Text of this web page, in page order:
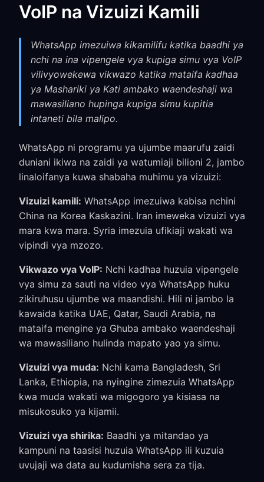
VoIP na Vizuizi Kamili
WhatsApp imezuiwa kikamilifu katika baadhi ya
nchi na ina vipengele vya kupiga simu vya VoIP
vilivyowekewa vikwazo katika mataifa kadhaa
ya Mashariki ya Kati ambako waendeshaji wa
mawasiliano hupinga kupiga simu kupitia
intaneti bila malipo.
WhatsApp ni programu ya ujumbe maarufu zaidi
duniani ikiwa na zaidi ya watumiaji bilioni 2, jambo
linaloifanya kuwa shabaha muhimu ya vizuizi:
Vizuizi kamili: WhatsApp imezuiwa kabisa nchini
China na Korea Kaskazini. Iran imeweka vizuizi vya
mara kwa mara. Syria imezuia ufikiaji wakati wa
vipindi vya mzozo.
Vikwazo vya VoIP: Nchi kadhaa huzuia vipengele
vya simu za sauti na video vya WhatsApp huku
zikiruhusu ujumbe wa maandishi. Hili ni jambo la
kawaida katika UAE, Qatar, Saudi Arabia, na
mataifa mengine ya Ghuba ambako waendeshaji
wa mawasiliano hulinda mapato yao ya simu.
Vizuizi vya muda: Nchi kama Bangladesh, Sri
Lanka, Ethiopia, na nyingine zimezuia WhatsApp
kwa muda wakati wa migogoro ya kisiasa na
misukosuko ya kijamii.
Vizuizi vya shirika: Baadhi ya mitandao ya
kampuni na taasisi huzuia WhatsApp ili kuzuia
uvujaji wa data au kudumisha sera za tija.